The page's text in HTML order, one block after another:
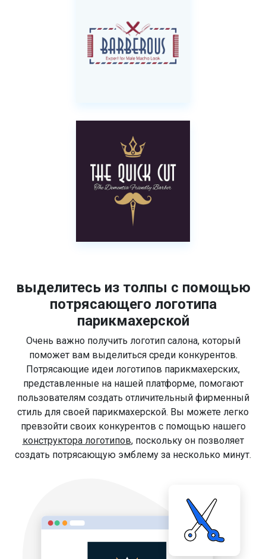
выделитесь из толпы с помощью
потрясающего логотипа
парикмахерской
Очень важно получить логотип салона, который
поможет вам выделиться среди конкурентов.
Потрясающие идеи логотипов парикмахерских,
представленные на нашей платформе, помогают
пользователям создать отличительный фирменный
стиль для своей парикмахерской. Вы можете легко
превзойти своих конкурентов с помощью нашего
конструктора логотипов, поскольку он позволяет
создать потрясающую эмблему за несколько минут.